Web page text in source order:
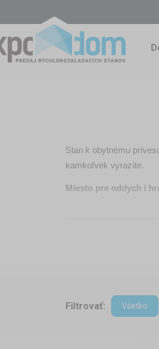
Stan k obytnému
kamkoľvek vyrazíte.
Miesto pre oddych i
stanu k obytnému
Filtrovať: Všetko